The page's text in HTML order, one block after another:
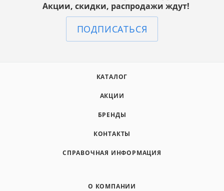
Акции, скидки, распродажи ждут!
ПОДПИСАТЬСЯ
КАТАЛОГ
АКЦИИ
БРЕНДЫ
КОНТАКТЫ
СПРАВОЧНАЯ ИНФОРМАЦИЯ
О КОМПАНИИ